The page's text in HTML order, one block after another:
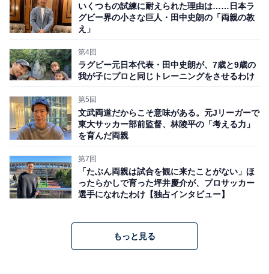
いくつもの試練に耐えられた理由は……日本ラ
グビー界の小さな巨人・田中史朗の「両親の教
え」
第4回
ラグビー元日本代表・田中史朗が、7歳と9歳の
我が子にプロと同じトレーニングをさせるわけ
第5回
文武両道だからこそ意味がある。元Jリーガーで
東大サッカー部前監督、林陵平の「考える力」
を育んだ両親
第7回
「たぶん両親は試合を観に来たことがない」ほ
ったらかしで育った坪井慶介が、プロサッカー
選手になれたわけ【独占インタビュー】
もっと見る